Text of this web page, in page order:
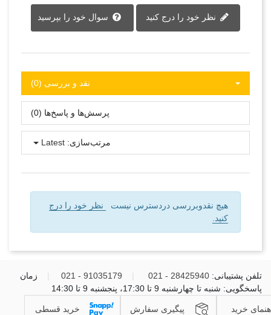
سوال خود را بپرسید
نقد و بررسی‌‌ (0)
پرسش‌ها و پاسخ‌ها (0)
مرتب‌سازی: Latest
هیچ نقدوبررسی دردسترس نیست
نظر خود را درج
کنید.
تلفن پشتیبانی: 28425940 - 021
91035179 - 021
زمان
پاسخگویی: شنبه تا چهارشنبه 9 تا 17:30، پنجشنبه 9 تا 14:30
خرید پیگیری سفارش خرید قسطی